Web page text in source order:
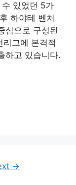
있었던 5가
하야테 벤처
심으로 구성된
리그에 본격적
하고 있습니다.
→